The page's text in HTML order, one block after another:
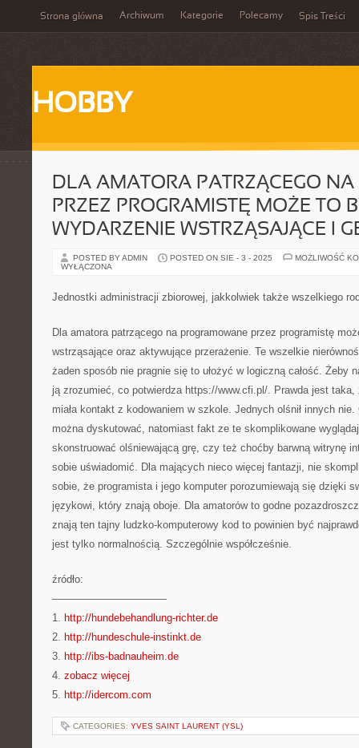
Strona główna Archiwum Kategorie Polecamy Spis Treści
HOBBY
DLA AMATORA PATRZĄCEGO
PRZEZ PROGRAMISTĘ MOŻE TO
WYDARZENIE WSTRZĄSAJĄCE I
POSTED BY ADMIN POSTED ON SIE - 3 - 2025
MOŻLIWOŚĆ
WYŁĄCZONA
Jednostki administracji zbiorowej, jakkolwiek także wszelkiego
Dla amatora patrzącego na programowane przez programistę
wstrząsające oraz aktywujące przerażenie. Te wszelkie
żaden sposób nie pragnie się to ułożyć w logiczną całość. Żeby
ją zrozumieć, co potwierdza https://www.cfi.pl/. Prawda jest
miała kontakt z kodowaniem w szkole. Jednych olśnił innych
można dyskutować, natomiast fakt ze te skomplikowane
skonstruować olśniewającą grę, czy też choćby barwną witrynę
sobie uświadomić. Dla mających nieco więcej fantazji, nie
sobie, że programista i jego komputer porozumiewają się dzięki
językowi, który znają oboje. Dla amatorów to godne
znają ten tajny ludzko-komputerowy kod to powinien być
jest tylko normalnością. Szczególnie współcześnie.
źródło:
———————————
1. http://hundebehandlung-richter.de
2. http://hundeschule-instinkt.de
3. http://ibs-badnauheim.de
4. zobacz więcej
5. http://idercom.com
CATEGORIES: YVES SAINT LAURENT (YSL)